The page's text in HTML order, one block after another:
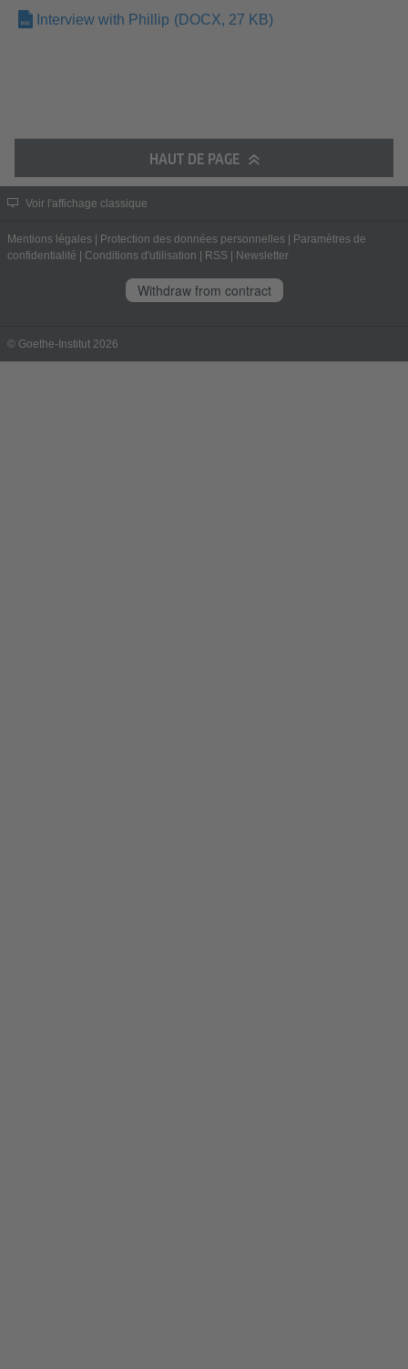
Interview with Phillip (DOCX, 27 KB)
HAUT DE PAGE
Voir l'affichage classique
Mentions légales Protection des données personnelles
Paramètres de
confidentialité
Conditions d'utilisation RSS Newsletter
Withdraw from contract
© Goethe-Institut 2026